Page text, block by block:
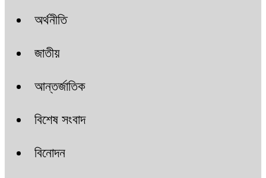
অর্থনীতি
জাতীয়
আন্তর্জাতিক
বিশেষ সংবাদ
বিনোদন